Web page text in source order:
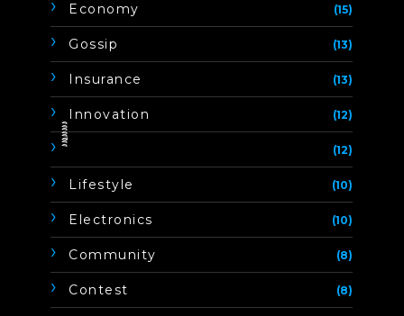
Economy (15)
Gossip (13)
Insurance (13)
Innovation (12)
(12)
Lifestyle (10)
Electronics (10)
Community (8)
Contest (8)